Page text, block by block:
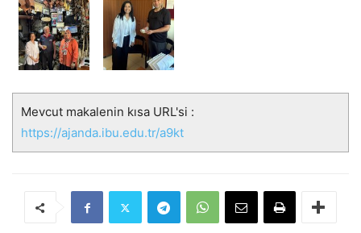
Mevcut makalenin kısa URL'si :
https://ajanda.ibu.edu.tr/a9kt